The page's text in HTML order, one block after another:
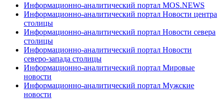
Информационно-аналитический портал MOS.NEWS
Информационно-аналитический портал Новости центра
столицы
Информационно-аналитический портал Новости севера
столицы
Информационно-аналитический портал Новости
северо-запада столицы
Информационно-аналитический портал Мировые
новости
Информационно-аналитический портал Мужские
новости